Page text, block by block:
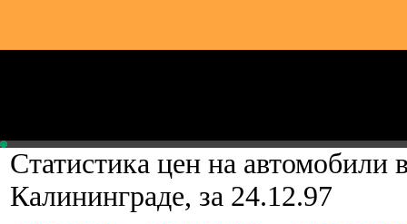
Статистика цен на автомобили
Калининграде, за 24.12.97